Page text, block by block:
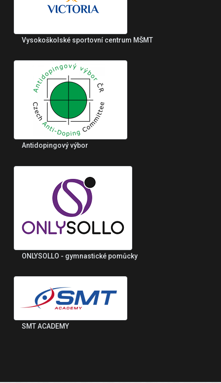
Vysokoškolské sportovní centrum MŠMT
Antidopingový výbor
ONLYSOLLO - gymnastické pomůcky
SMT ACADEMY